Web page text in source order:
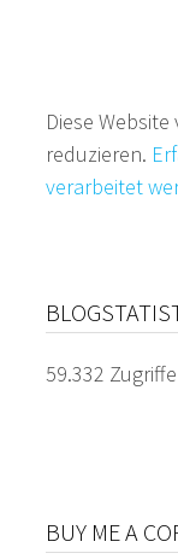
Diese
reduzieren.
verarbeitet
59.332 Zugriffe
BUY ME A